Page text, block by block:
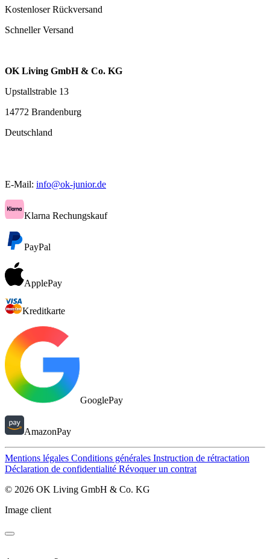
Kostenloser Rückversand
Schneller Versand
OK Living GmbH & Co. KG
Upstallstrable 13
14772 Brandenburg
Deutschland
E-Mail: info@ok-junior.de
Klarna Rechungskauf
PayPal
ApplePay
Kreditkarte
GooglePay
AmazonPay
Mentions légales Conditions générales Instruction de rétractation
Déclaration de confidentialité Révoquer un contrat
© 2026 OK Living GmbH & Co. KG
Image client